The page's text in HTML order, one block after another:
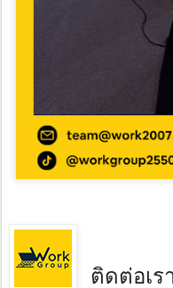
ติดต่อเร